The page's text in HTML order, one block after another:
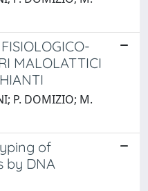
MALOLATTICI
P. DOMIZIO; M.
of
by DNA